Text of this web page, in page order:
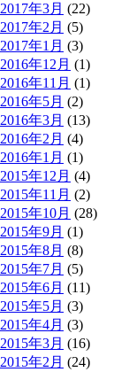
2017年3月 (22)
2017年2月 (5)
2017年1月 (3)
2016年12月 (1)
2016年11月 (1)
2016年5月 (2)
2016年3月 (13)
2016年2月 (4)
2016年1月 (1)
2015年12月 (4)
2015年11月 (2)
2015年10月 (28)
2015年9月 (1)
2015年8月 (8)
2015年7月 (5)
2015年6月 (11)
2015年5月 (3)
2015年4月 (3)
2015年3月 (16)
2015年2月 (24)